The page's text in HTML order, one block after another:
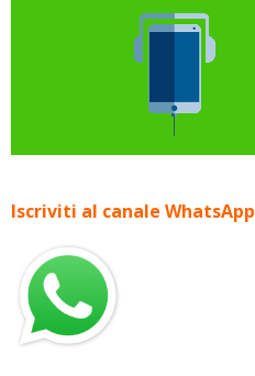
Iscriviti al canale WhatsApp